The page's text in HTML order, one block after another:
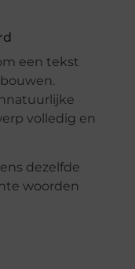
een tekst
volledig en
dezelfde
woorden